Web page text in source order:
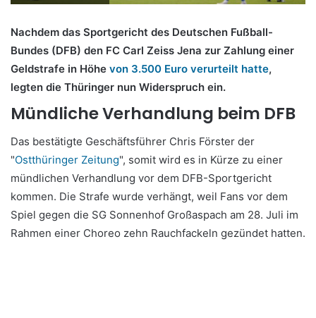
Nachdem das Sportgericht des Deutschen Fußball-
Bundes (DFB) den FC Carl Zeiss Jena zur Zahlung einer
Geldstrafe in Höhe von 3.500 Euro verurteilt hatte,
legten die Thüringer nun Widerspruch ein.
Mündliche Verhandlung beim DFB
Das bestätigte Geschäftsführer Chris Förster der
"Ostthüringer Zeitung", somit wird es in Kürze zu einer
mündlichen Verhandlung vor dem DFB-Sportgericht
kommen. Die Strafe wurde verhängt, weil Fans vor dem
Spiel gegen die SG Sonnenhof Großaspach am 28. Juli im
Rahmen einer Choreo zehn Rauchfackeln gezündet hatten.